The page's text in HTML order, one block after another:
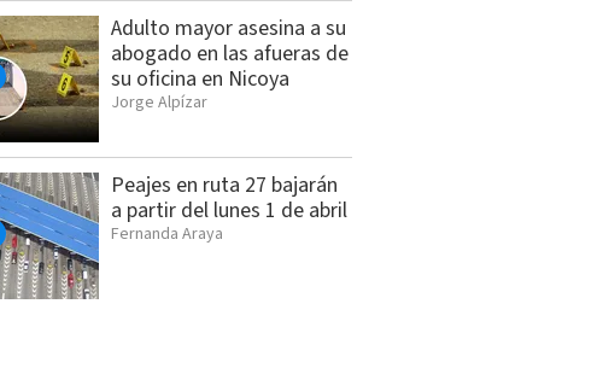
Adulto mayor asesina a su
abogado en las afueras de
su oficina en Nicoya
Jorge Alpízar
Peajes en ruta 27 bajarán
a partir del lunes 1 de abril
Fernanda Araya